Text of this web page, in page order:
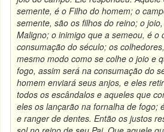
semente, é o Filho do homem; o
semente, são os filhos do reino; o
Maligno; o inimigo que a semeou, é o
consumação do século; os
mesmo modo como se colhe o joio e
fogo, assim será na consumação do
homem enviará seus anjos, e eles
todos os escândalos e aqueles que
eles os lançarão na fornalha de fogo;
e ranger de dentes. Então os justos